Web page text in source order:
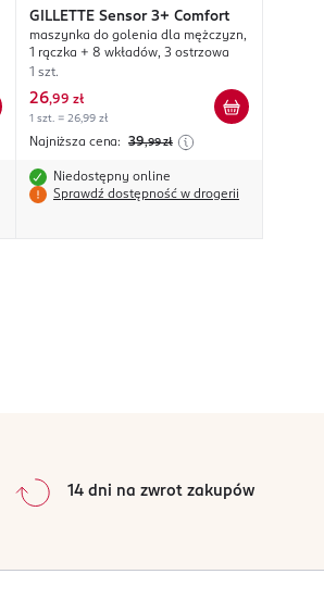
GILLETTE Sensor 3+ Comfort
maszynka do golenia dla mężczyzn,
1 rączka + 8 wkładów, 3 ostrzowa
1 szt.
26,99 zł
1 szt. = 26,99 zł
Najniższa cena: 39,99 zł
Niedostępny online
Sprawdź dostępność w drogerii
14 dni na zwrot zakupów